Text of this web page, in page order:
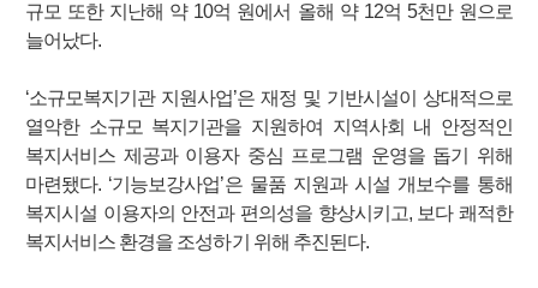
규모 또한 지난해 약 10억 원에서 올해 약 12억 5천만 원으로
늘어났다.
‘소규모복지기관 지원사업’은 재정 및 기반시설이 상대적으로
열악한 소규모 복지기관을 지원하여 지역사회 내 안정적인
복지서비스 제공과 이용자 중심 프로그램 운영을 돕기 위해
마련됐다. ‘기능보강사업’은 물품 지원과 시설 개보수를 통해
복지시설 이용자의 안전과 편의성을 향상시키고, 보다 쾌적한
복지서비스 환경을 조성하기 위해 추진된다.